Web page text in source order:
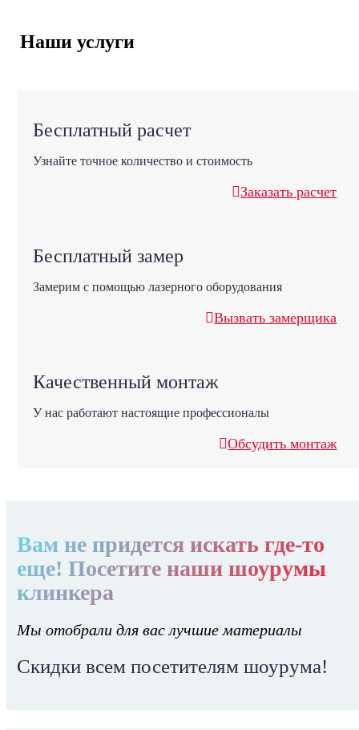
Наши услуги
Бесплатный расчет
Узнайте точное количество и стоимость
Заказать расчет
Бесплатный замер
Замерим с помощью лазерного оборудования
Вызвать замерщика
Качественный монтаж
У нас работают настоящие профессионалы
Обсудить монтаж
Вам не придется искать где-то
еще! Посетите наши шоурумы
клинкера
Мы отобрали для вас лучшие материалы
Скидки всем посетителям шоурума!